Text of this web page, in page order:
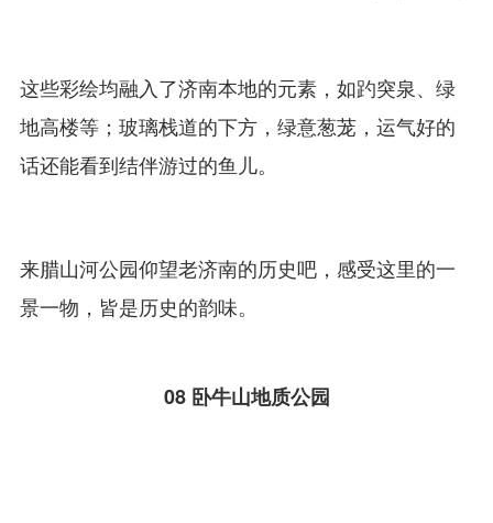
这些彩绘均融入了济南本地的元素，如趵突泉、绿
地高楼等；玻璃栈道的下方，绿意葱茏，运气好的
话还能看到结伴游过的鱼儿。
来腊山河公园仰望老济南的历史吧，感受这里的一
景一物，皆是历史的韵味。
08 卧牛山地质公园